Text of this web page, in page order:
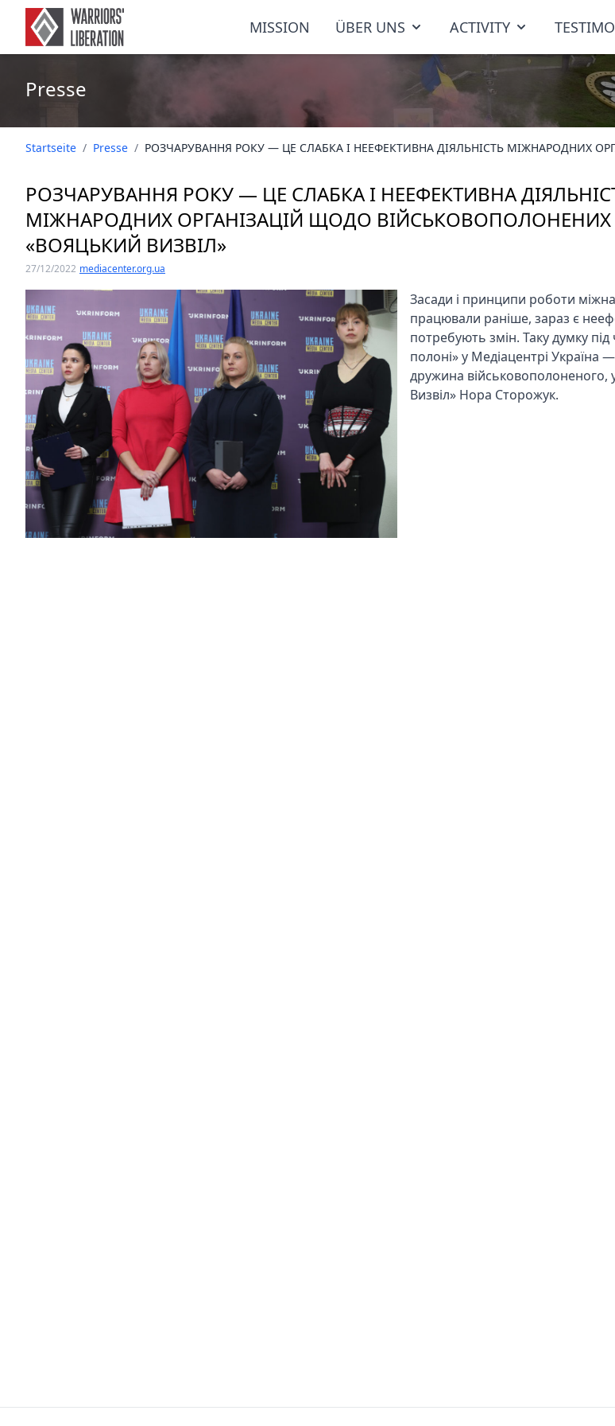
MISSION ÜBER UNS ACTIVITY
Presse
Startseite / Presse / РОЗЧАРУВАННЯ РОКУ — ЦЕ СЛАБКА І НЕЕФЕКТИВНА ДІЯЛЬНІСТЬ МІЖНАРОДНИХ
РОЗЧАРУВАННЯ РОКУ — ЦЕ СЛАБКА І НЕЕФЕКТИВНА
МІЖНАРОДНИХ ОРГАНІЗАЦІЙ ЩОДО
«ВОЯЦЬКИЙ ВИЗВІЛ»
27/12/2022 mediacenter.org.ua
Засади і принципи роботи
працювали раніше, зараз є
потребують змін. Таку думку під
полоні» у Медіацентрі Україна
дружина
Визвіл» Нора Сторожук.